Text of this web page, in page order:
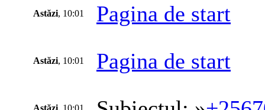
Astăzi, 10:01 Pagina de start
Astăzi, 10:01 Pagina de start
Astăzi, 10:01